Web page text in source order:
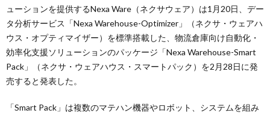
ューションを提供するNexa Ware（ネクサウェア）は1月20日、デー
タ分析サービス「Nexa Warehouse-Optimizer」（ネクサ・ウェアハ
ウス・オプティマイザー）を標準搭載した、物流倉庫向け自動化・
効率化支援ソリューションのパッケージ「Nexa Warehouse-Smart
Pack」（ネクサ・ウェアハウス・スマートパック）を2月28日に発
売すると発表した。
「Smart Pack」は複数のマテハン機器やロボット、システムを組み